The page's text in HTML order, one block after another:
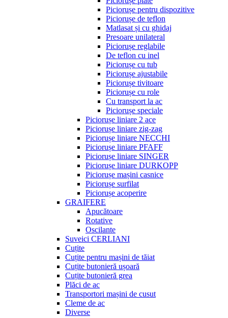
Piciorușe pentru dispozitive
Piciorușe de teflon
Matlasat și cu ghidaj
Presoare unilateral
Piciorușe reglabile
De teflon cu inel
Piciorușe cu tub
Piciorușe ajustabile
Piciorușe tivitoare
Piciorușe cu role
Cu transport la ac
Piciorușe speciale
Piciorușe liniare 2 ace
Piciorușe liniare zig-zag
Piciorușe liniare NECCHI
Piciorușe liniare PFAFF
Piciorușe liniare SINGER
Piciorușe liniare DURKOPP
Piciorușe mașini casnice
Piciorușe surfilat
Piciorușe acoperire
GRAIFERE
Apucătoare
Rotative
Oscilante
Suveici CERLIANI
Cuțite
Cuțite pentru mașini de tăiat
Cuțite butonieră ușoară
Cuțite butonieră grea
Plăci de ac
Transportori mașini de cusut
Cleme de ac
Diverse